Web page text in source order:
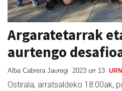
Argaratetarrak
aurtengo
Alba Cabrera Jauregi 2023 urr 13
Ostirala, arratsaldeko 18:00ak,